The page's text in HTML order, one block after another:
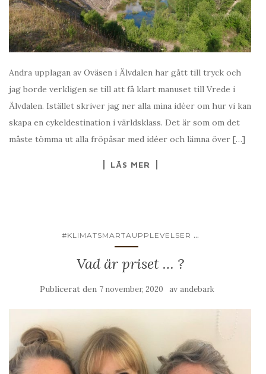
Andra upplagan av Oväsen i Älvdalen har gått till tryck och
jag borde verkligen se till att få klart manuset till Vrede i
Älvdalen. Istället skriver jag ner alla mina idéer om hur vi kan
skapa en cykeldestination i världsklass. Det är som om det
måste tömma ut alla fröpåsar med idéer och lämna över […]
LÄS MER
#KLIMATSMARTAUPPLEVELSER ...
Vad är priset … ?
Publicerat den 7 november, 2020 av andebark